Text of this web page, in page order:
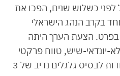
כשלוש שנים, הפכו את
במיוחד בקרב הנהג הישראלי
בפרט. הצעת הערך היתה
יונדאי-שיש, טווח פרקטי
והרבה מאוד מרחב פנימי הודות לבסיס גלגלים נדיב של 3